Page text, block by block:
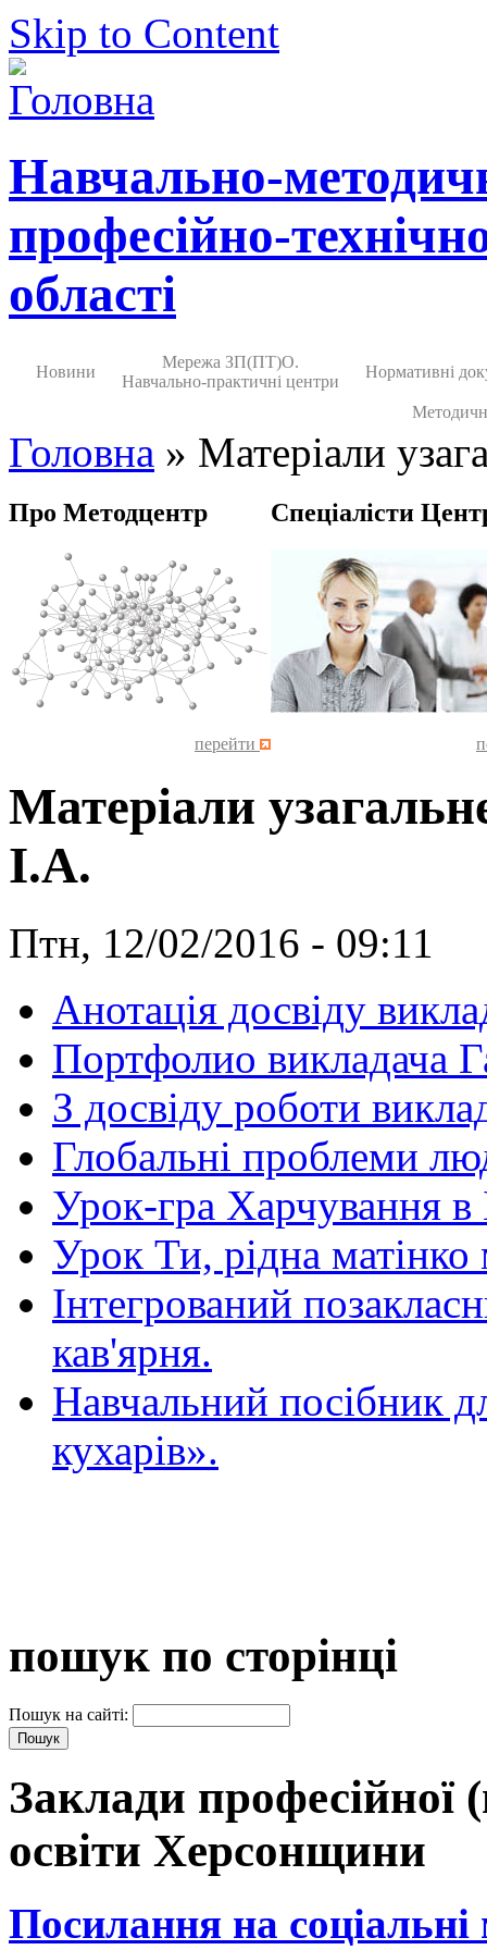
Skip to Content
Навчально-
професійно-
області
Новини
Мережа ЗП(ПТ)О.
Навчально-практичні центри
Нормативні
Головна » Матеріали
Про Методцентр
перейти
Спеціалісти
Матеріали
І.А.
Птн, 12/02/2016 - 09:11
Анотація досвіду
Портфолио викладача
З досвіду роботи
Глобальні проблеми
Урок-гра Харчування в
Урок Ти, рідна матінко
Інтегрований
кав'ярня.
Навчальний посібник
кухарів».
пошук по сторінці
Пошук на сайті:
Заклади професійної
освіти Херсонщини
Посилання на соціальні